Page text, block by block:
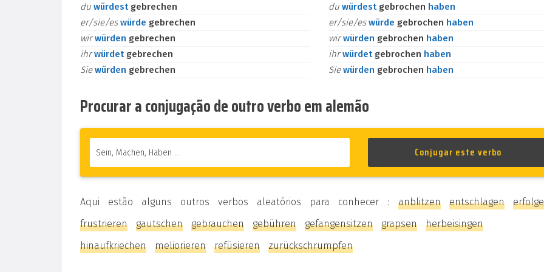
du würdest gebrechen
er/sie/eswürde gebrechen
wirwürden gebrechen
ihrwürdet gebrechen
Siewürden gebrechen
du würdest gebrochen haben
er/sie/eswürde gebrochen haben
wirwürden gebrochen haben
ihrwürdet gebrochen haben
Siewürden gebrochen haben
Procurar a conjugação de outro verbo em alemão
Aqui estão alguns outros verbos aleatórios para conhecer : anblitzen entschlagen
frustrieren
gautschen gebrauchen gebühren gefangensitzen grapsen
herbeisingen
hinaufkriechen
meliorieren refüsieren zurückschrumpfen